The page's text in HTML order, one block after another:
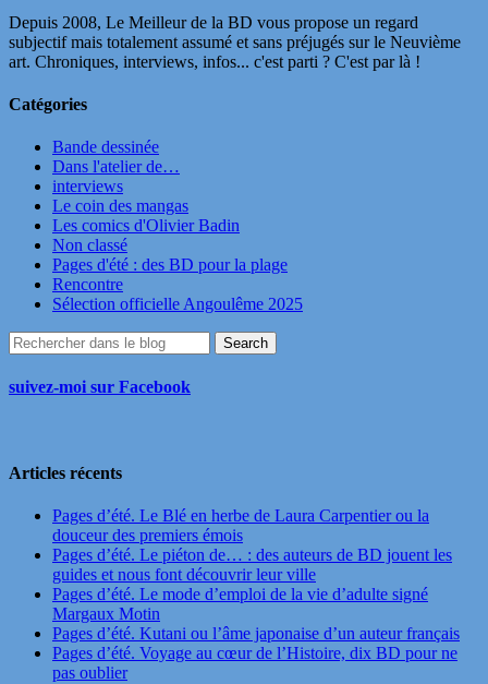
Depuis 2008, Le Meilleur de la BD vous propose un regard
subjectif mais totalement assumé et sans préjugés sur le Neuvième
art. Chroniques, interviews, infos... c'est parti ? C'est par là !
Catégories
Bande dessinée
Dans l'atelier de…
interviews
Le coin des mangas
Les comics d'Olivier Badin
Non classé
Pages d'été : des BD pour la plage
Rencontre
Sélection officielle Angoulême 2025
suivez-moi sur Facebook
Articles récents
Pages d’été. Le Blé en herbe de Laura Carpentier ou la
douceur des premiers émois
Pages d’été. Le piéton de… : des auteurs de BD jouent les
guides et nous font découvrir leur ville
Pages d’été. Le mode d’emploi de la vie d’adulte signé
Margaux Motin
Pages d’été. Kutani ou l’âme japonaise d’un auteur français
Pages d’été. Voyage au cœur de l’Histoire, dix BD pour ne
pas oublier